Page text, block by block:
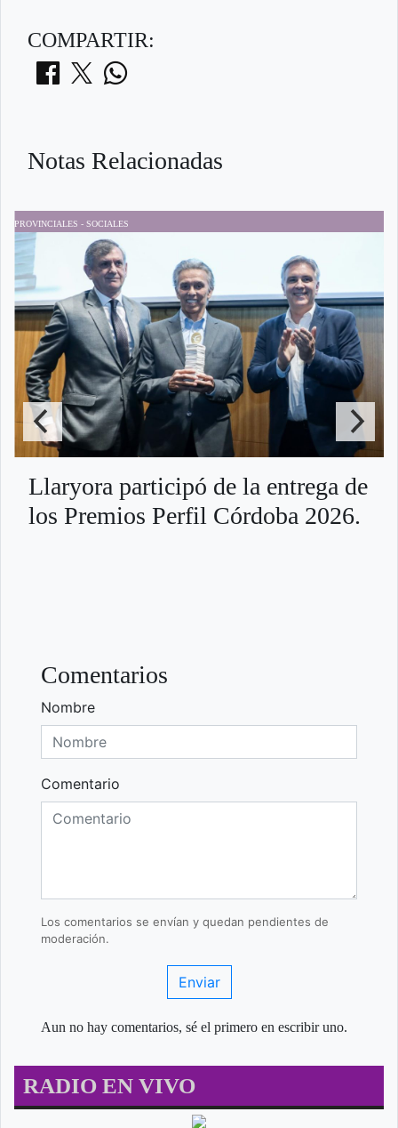
COMPARTIR:
Notas Relacionadas
PROVINCIALES - SOCIALES
Llaryora participó de la entrega de
los Premios Perfil Córdoba 2026.
Comentarios
Nombre
Comentario
Los comentarios se envían y quedan pendientes de
moderación.
Enviar
Aun no hay comentarios, sé el primero en escribir uno.
RADIO EN VIVO